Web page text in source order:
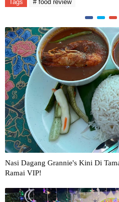
Tags # food review
Nasi Dagang Grannie's Kini Di
Ramai VIP!